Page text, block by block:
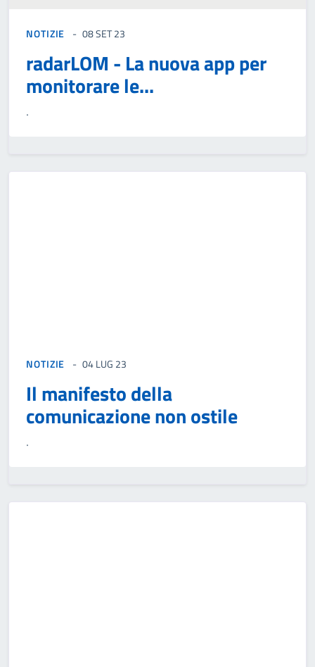
NOTIZIE 08 SET 23
radarLOM - La nuova app per
monitorare le...
.
NOTIZIE 04 LUG 23
Il manifesto della
comunicazione non ostile
.